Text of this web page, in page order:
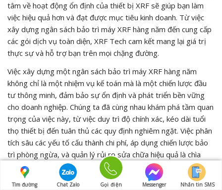
tâm về hoạt động ổn định của thiết bị XRF sẽ giúp bạn làm
việc hiệu quả hơn và đạt được mục tiêu kinh doanh. Từ việc
xây dựng ngân sách bảo trì máy XRF hàng năm đến cung cấp
các gói dịch vụ toàn diện, XRF Tech cam kết mang lại giá trị
thực sự và hỗ trợ bạn trên mọi chặng đường.
Việc xây dựng một ngân sách bảo trì máy XRF hàng năm
không chỉ là một nhiệm vụ kế toán mà là một chiến lược đầu
tư thông minh, đảm bảo sự ổn định và phát triển bền vững
cho doanh nghiệp. Chúng ta đã cùng nhau khám phá tầm quan
trọng của việc này, từ việc duy trì độ chính xác, kéo dài tuổi
thọ thiết bị đến tuân thủ các quy định nghiêm ngặt. Việc phân
tích sâu các yếu tố cấu thành chi phí, áp dụng chiến lược bảo
trì phòng ngừa, và quản lý rủi ro sửa chữa hiệu quả là chìa
khóa để tối ưu hóa ngân sách của bạn. Đặc biệt, việc hợp tác
với một đối tác uy tín như XRF Tech, với kinh nghiệm dày dặn
Tìm đường Chat Zalo Gọi điện Messenger Nhắn tin SMS